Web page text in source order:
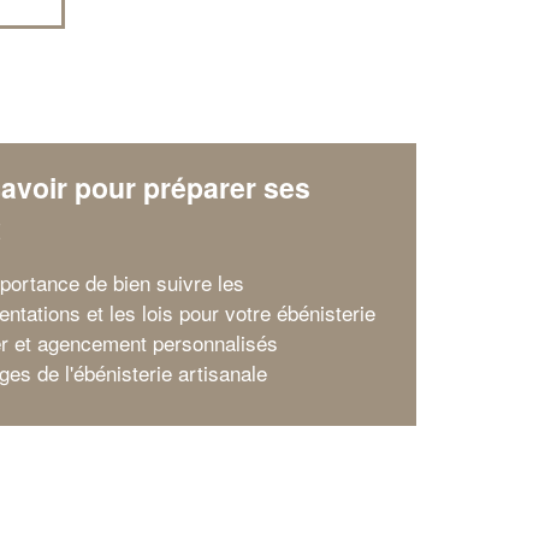
pour préparer ses
de bien suivre les
et les lois pour votre ébénisterie
et agencement personnalisés
de l'ébénisterie artisanale